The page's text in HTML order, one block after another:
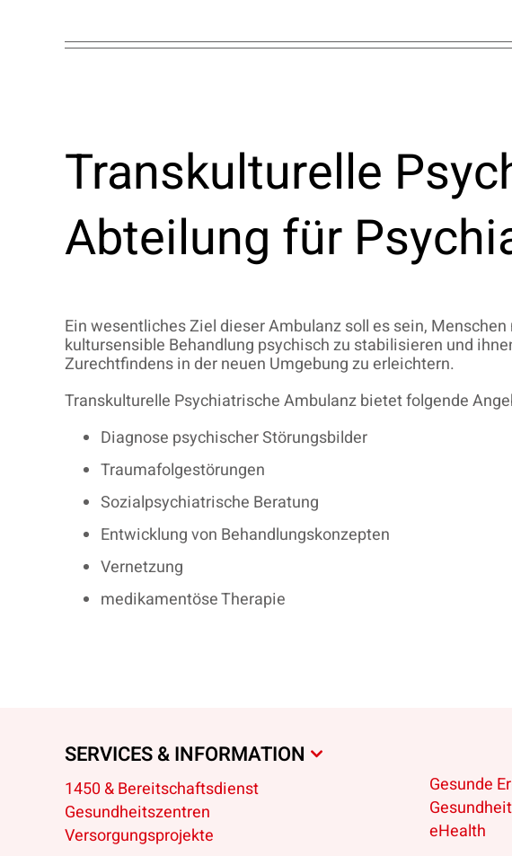
Transkulturelle
Abteilung für
Ein wesentliches Ziel dieser Ambulanz soll es sein,
kultursensible Behandlung psychisch zu stabilisieren und
Zurechtfindens in der neuen Umgebung zu erleichtern.
Transkulturelle Psychiatrische Ambulanz bietet folgende
Diagnose psychischer Störungsbilder
Traumafolgestörungen
Sozialpsychiatrische Beratung
Entwicklung von Behandlungskonzepten
Vernetzung
medikamentöse Therapie
SERVICES & INFORMATION
1450 & Bereitschaftsdienst
Gesundheitszentren
Versorgungsprojekte
Gesunde
eHealth